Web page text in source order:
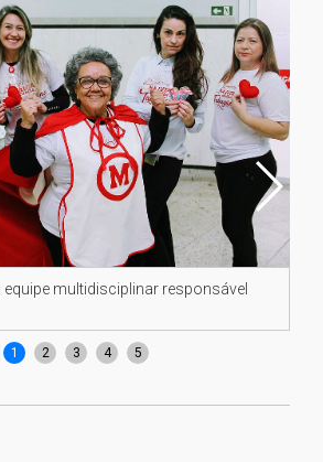
multidisciplinar responsável
1 2 3 4 5